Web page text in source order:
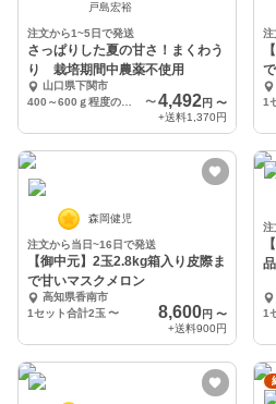
戸島宏裕
注文から1~5日で発送
さっぱりした夏の甘さ！まくわう
り 栽培期間中農薬不使用
山口県下関市
〜 4,492円 〜
+送料1,370円
注
1
森岡健児
注文から当日~16日で発送
【御中元】2玉2.8kg箱入り皮際ま
で甘いマスクメロン
高知県香南市
1セット合計2玉 〜 8,600円 〜
+送料900円
注
1